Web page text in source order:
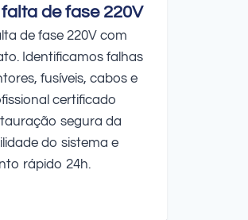
de fase 220V
de fase 220V com
Identificamos falhas
fusíveis, cabos e
certificado
segura da
do sistema e
rápido 24h.